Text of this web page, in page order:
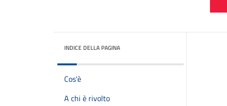
INDICE DELLA PAGINA
Cos'è
A chi è rivolto